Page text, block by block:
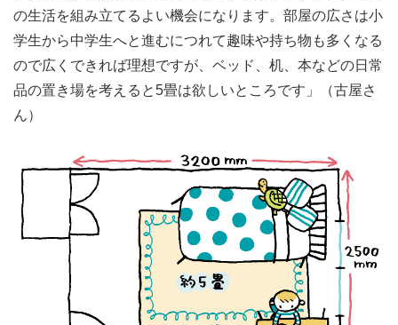
の生活を組み立てるよい機会になります。部屋の広さは小
学生から中学生へと進むにつれて趣味や持ち物も多くなる
ので広くできれば理想ですが、ベッド、机、本などの日常
品の置き場を考えると5畳は欲しいところです」（古屋さ
ん）